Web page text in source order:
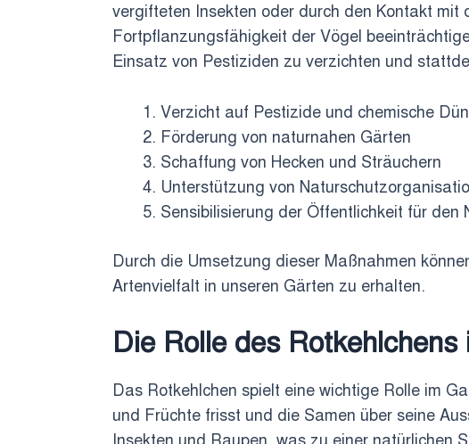
vergifteten Insekten oder durch den Kontakt
Fortpflanzungsfähigkeit der Vögel
Einsatz von Pestiziden zu verzichten und
Verzicht auf Pestizide und chemische
Förderung von naturnahen Gärten
Schaffung von Hecken und Sträuchern
Unterstützung von
Sensibilisierung der Öffentlichkeit für den
Durch die Umsetzung dieser Maßnahmen
Artenvielfalt in unseren Gärten zu erhalten.
Die Rolle des
Das Rotkehlchen spielt eine wichtige Rolle im
und Früchte frisst und die Samen über seine
Insekten und Raupen, was zu einer natürlichen